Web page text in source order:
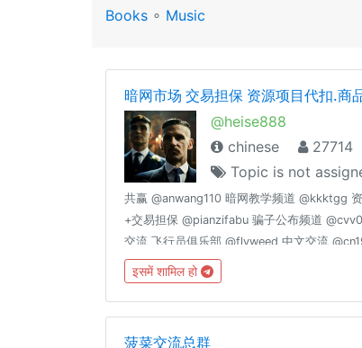
Books ∘ Music
@heise888
chinese
27714
Topic is not
共赢 @anwang110 暗网教学频道 @kkktgg
+交易担保 @pianzifabu 骗子公布频道
交流 飞行员俱乐部 @flyweed 中文交流
一群管理： @kkktgg @fucktgg
इसमें शामिल हो
菠菜交流总群